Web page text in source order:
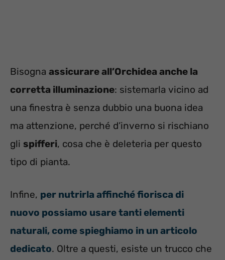
Bisogna assicurare all’Orchidea anche la
corretta illuminazione: sistemarla vicino ad
una finestra è senza dubbio una buona idea
ma attenzione, perché d’inverno si rischiano
gli spifferi, cosa che è deleteria per questo
tipo di pianta.
Infine, per nutrirla affinché fiorisca di
nuovo possiamo usare tanti elementi
naturali, come spieghiamo in un articolo
dedicato. Oltre a questi, esiste un trucco che